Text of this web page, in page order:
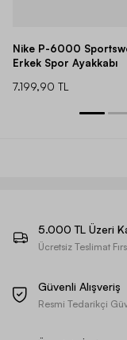
Nike P-6000
Erkek Spor Ayakkabı
7.199,90 TL
5.000 TL Üzeri
Ücretsiz Teslimat
Güvenli Alışveriş
Resmi Tedarikçi